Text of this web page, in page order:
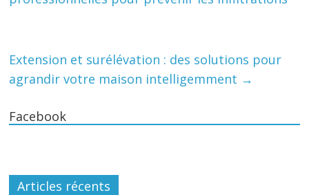
Extension et surélévation : des solutions pour
agrandir votre maison intelligemment →
Facebook
Articles récents